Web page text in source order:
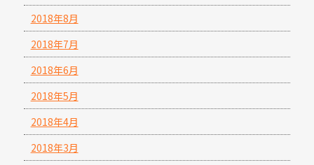
2018年8月
2018年7月
2018年6月
2018年5月
2018年4月
2018年3月